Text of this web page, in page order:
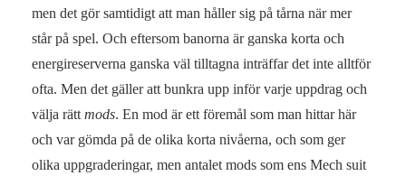
men det gör samtidigt att man håller sig på tårna när mer
står på spel. Och eftersom banorna är ganska korta och
energireserverna ganska väl tilltagna inträffar det inte alltför
ofta. Men det gäller att bunkra upp inför varje uppdrag och
välja rätt mods. En mod är ett föremål som man hittar här
och var gömda på de olika korta nivåerna, och som ger
olika uppgraderingar, men antalet mods som ens Mech suit